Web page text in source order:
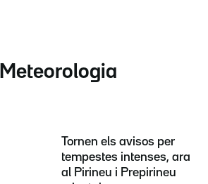
Tornen els avisos per
tempestes intenses, ara
al Pirineu i Prepirineu